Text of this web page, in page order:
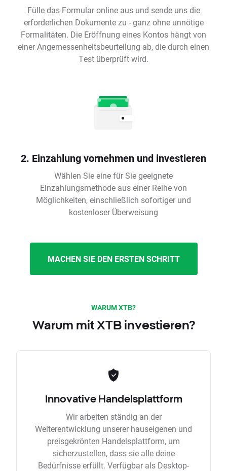
Fülle das Formular online aus und sende uns die
erforderlichen Dokumente zu - ganz ohne unnötige
Formalitäten. Die Eröffnung eines Kontos hängt von
einer Angemessenheitsbeurteilung ab, die durch einen
Test überprüft wird.
2. Einzahlung vornehmen und investieren
Wählen Sie eine für Sie geeignete
Einzahlungsmethode aus einer Reihe von
Möglichkeiten, einschließlich sofortiger und
kostenloser Überweisung
MACHEN SIE DEN ERSTEN SCHRITT
WARUM XTB?
Warum mit XTB investieren?
Innovative Handelsplattform
Wir arbeiten ständig an der
Weiterentwicklung unserer hauseigenen und
preisgekrönten Handelsplattform, um
sicherzustellen, dass sie alle deine
Bedürfnisse erfüllt. Verfügbar als Desktop-